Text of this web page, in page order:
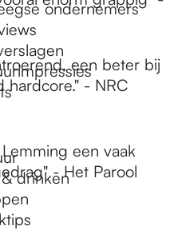
ondernemers
drinken
een beter bij
hardcore." - NRC
een vaak
- Het Parool